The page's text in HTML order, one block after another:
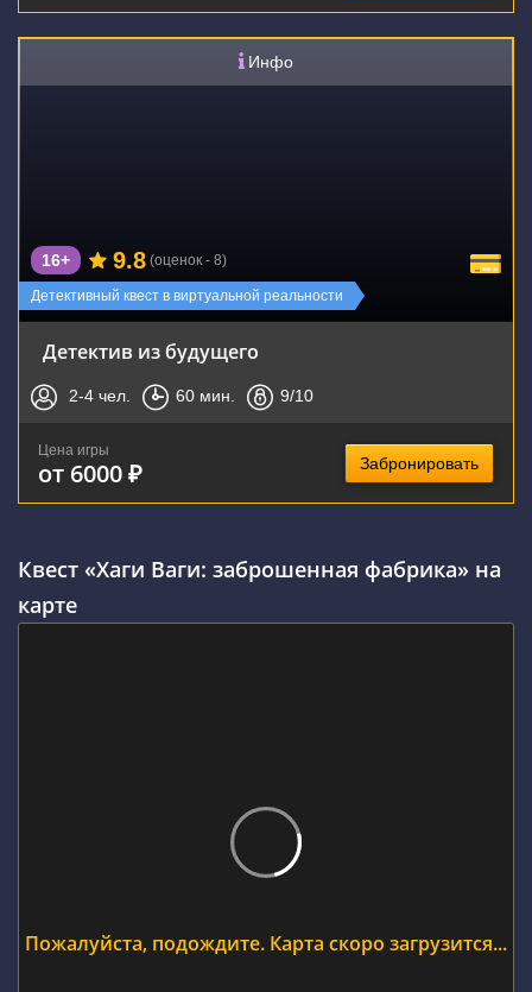
Инфо
Детективный квест в виртуальной реальности
16+ 9.8 (оценок - 8)
Детектив из будущего
2-4 чел. 60 мин. 9/10
Цена игры
от 6000 ₽ Забронировать
Квест «Хаги Ваги: заброшенная фабрика» на
карте
Пожалуйста, подождите. Карта скоро загрузится...